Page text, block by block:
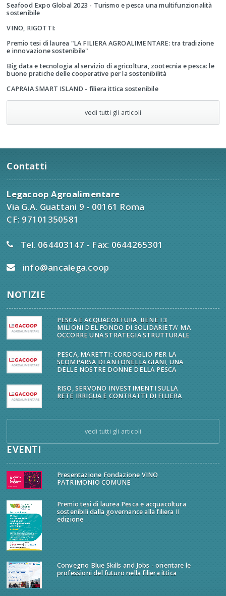
Seafood Expo Global 2023 - Turismo e pesca una multifunzionalità
sostenibile
VINO, RIGOTTI:
Premio tesi di laurea "LA FILIERA AGROALIMENTARE: tra tradizione
e innovazione sostenibile"
Big data e tecnologia al servizio di agricoltura, zootecnia e pesca: le
buone pratiche delle cooperative per la sostenibilità
CAPRAIA SMART ISLAND - filiera ittica sostenibile
vedi tutti gli articoli
Contatti
Legacoop Agroalimentare
Via G.A. Guattani 9 - 00161 Roma
CF: 97101350581
Tel. 064403147 - Fax: 0644265301
info@ancalega.coop
NOTIZIE
PESCA E ACQUACOLTURA, BENE I 3
MILIONI DEL FONDO DI SOLIDARIETA' MA
OCCORRE UNA STRATEGIA STRUTTURALE
PESCA, MARETTI: CORDOGLIO PER LA
SCOMPARSA DI ANTONELLA GIANI, UNA
DELLE NOSTRE DONNE DELLA PESCA
RISO, SERVONO INVESTIMENTI SULLA
RETE IRRIGUA E CONTRATTI DI FILIERA
vedi tutti gli articoli
EVENTI
Presentazione Fondazione VINO
PATRIMONIO COMUNE
Premio tesi di laurea Pesca e acquacoltura
sostenibili dalla governance alla filiera II
edizione
Convegno Blue Skills and Jobs - orientare le
professioni del futuro nella filiera ittica